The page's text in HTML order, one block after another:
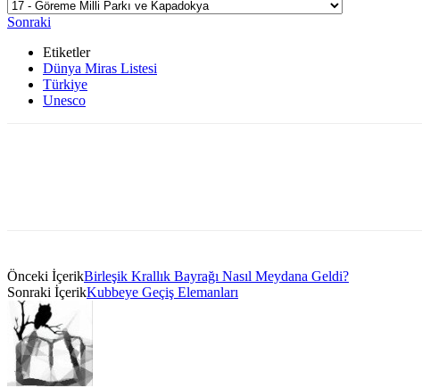
Sonraki
Etiketler
Dünya Miras Listesi
Türkiye
Unesco
Önceki İçerikBirleşik Krallık Bayrağı Nasıl Meydana Geldi?
Sonraki İçerikKubbeye Geçiş Elemanları